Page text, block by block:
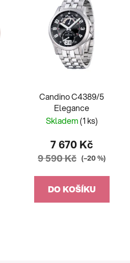
Candino C4389/5
Elegance
Skladem(1 ks)
7 670 Kč
9 590 Kč (–20 %)
DO KOŠÍKU